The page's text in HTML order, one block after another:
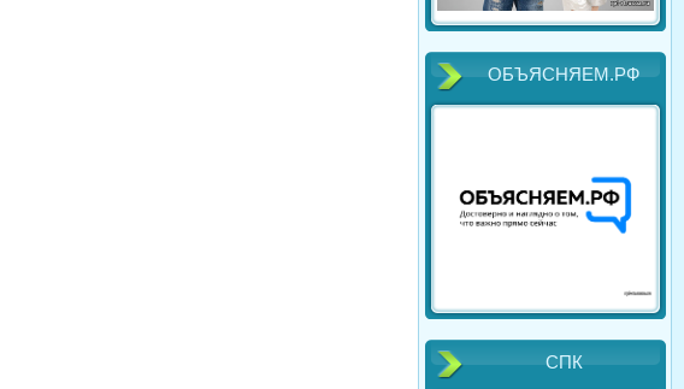
ОБЪЯСНЯЕМ.РФ
СПК